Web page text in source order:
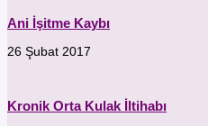
Ani İşitme Kaybı
26 Şubat 2017
Kronik Orta Kulak İltihabı